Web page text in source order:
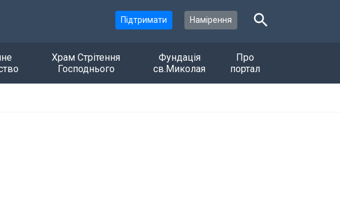
Підтримати Намірення
Храм Стрітення
Господнього
Фундація
св.Миколая
Про
портал